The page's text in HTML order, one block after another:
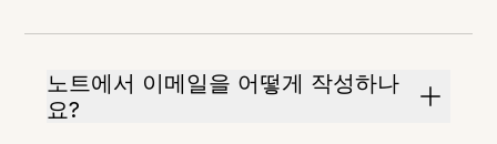
노트에서 이메일을 어떻게 작성하나
요?